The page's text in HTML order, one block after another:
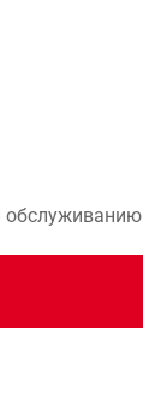
обслуживанию